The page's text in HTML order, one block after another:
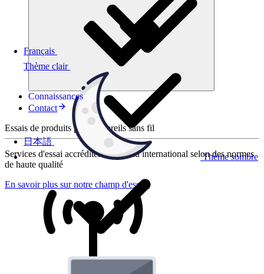
Thème clair
Thème sombre
Français
日本語
Connaissances
Contact
Essais de produits pour appareils sans fil
Services d'essai accrédités au niveau international selon des normes
de haute qualité
En savoir plus sur notre champ d'essais